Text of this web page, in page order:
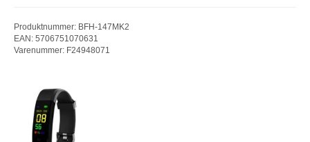
Produktnummer: BFH-147MK2
EAN: 5706751070631
Varenummer: F24948071